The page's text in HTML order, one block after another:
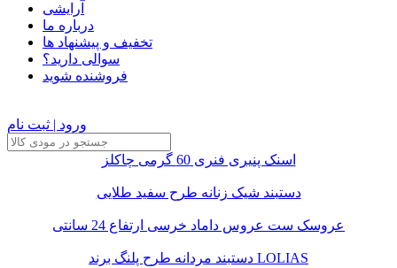
آرایشی
درباره ما
تخفیف و پیشنهاد ها
سوالی دارید؟
فروشنده شوید
ورود | ثبت نام
اسنک پنیری فنری 60 گرمی چاکلز
دستبند شیک زنانه طرح سفید طلایی
عروسک ست عروس داماد خرسی ارتفاع 24 سانتی
دستبند مردانه طرح پلنگ برند LOLIAS